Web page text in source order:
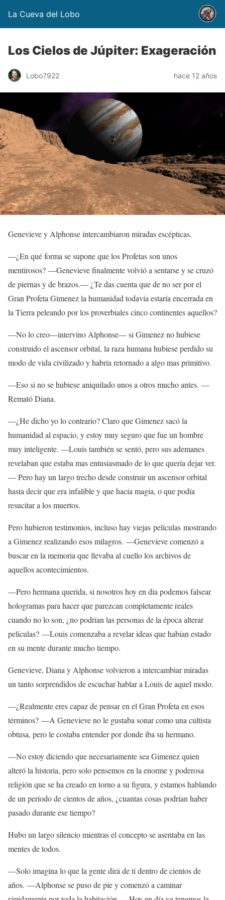
La Cueva del Lobo
Los Cielos de Júpiter: Exageración
Lobo7922 hace 12 años
Genevieve y Alphonse intercambiaron miradas escépticas.
—¿En qué forma se supone que los Profetas son unos
mentirosos? —Genevieve finalmente volvió a sentarse y se cruzó
de piernas y de brazos.— ¿Te das cuenta que de no ser por el
Gran Profeta Gimenez la humanidad todavía estaría encerrada en
la Tierra peleando por los proverbiales cinco continentes aquellos?
—No lo creo—intervino Alphonse— si Gimenez no hubiese
construido el ascensor orbital, la raza humana hubiese perdido su
modo de vida civilizado y habría retornado a algo mas primitivo.
—Eso si no se hubiese aniquilado unos a otros mucho antes. —
Remató Diana.
—¿He dicho yo lo contrario? Claro que Gimenez sacó la
humanidad al espacio, y estoy muy seguro que fue un hombre
muy inteligente. —Louis también se sentó, pero sus ademanes
revelaban que estaba mas entusiasmado de lo que quería dejar ver.
— Pero hay un largo trecho desde construir un ascensor orbital
hasta decir que era infalible y que hacía magia, o que podía
resucitar a los muertos.
Pero hubieron testimonios, incluso hay viejas películas mostrando
a Gimenez realizando esos milagros. —Genevieve comenzó a
buscar en la memoria que llevaba al cuello los archivos de
aquellos acontecimientos.
—Pero hermana querida, si nosotros hoy en día podemos falsear
hologramas para hacer que parezcan completamente reales
cuando no lo son, ¿no podrían las personas de la época alterar
películas? —Louis comenzaba a revelar ideas que habían estado
en su mente durante mucho tiempo.
Genevieve, Diana y Alphonse volvieron a intercambiar miradas
un tanto sorprendidos de escuchar hablar a Louis de aquel modo.
—¿Realmente eres capaz de pensar en el Gran Profeta en esos
términos? —A Genevieve no le gustaba sonar como una cultista
obtusa, pero le costaba entender por donde iba su hermano.
—No estoy diciendo que necesariamente sea Gimenez quien
alteró la historia, pero solo pensemos en la enorme y poderosa
religión que se ha creado en torno a su figura, y estamos hablando
de un período de cientos de años, ¿cuantas cosas podrían haber
pasado durante ese tiempo?
Hubo un largo silencio mientras el concepto se asentaba en las
mentes de todos.
—Solo imagina lo que la gente dirá de ti dentro de cientos de
años. —Alphonse se puso de pie y comenzó a caminar